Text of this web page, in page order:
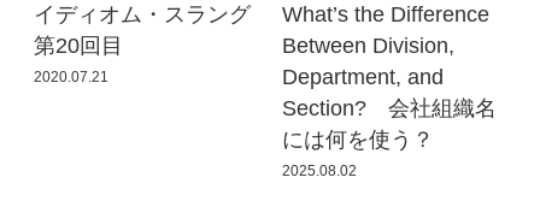
イディオム・スラング
第20回目
2020.07.21
What’s the Difference
Between Division,
Department, and
Section? 会社組織名
には何を使う？
2025.08.02